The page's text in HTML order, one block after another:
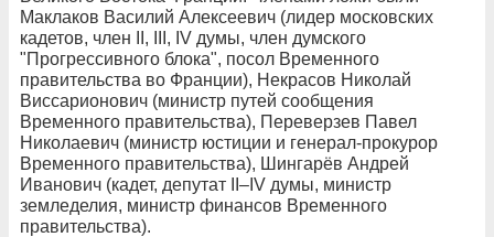
Маклаков Василий Алексеевич (лидер московских
кадетов, член II, III, IV думы, член думского
"Прогрессивного блока", посол Временного
правительства во Франции), Некрасов Николай
Виссарионович (министр путей сообщения
Временного правительства), Переверзев Павел
Николаевич (министр юстиции и генерал-прокурор
Временного правительства), Шингарёв Андрей
Иванович (кадет, депутат II–IV думы, министр
земледелия, министр финансов Временного
правительства).